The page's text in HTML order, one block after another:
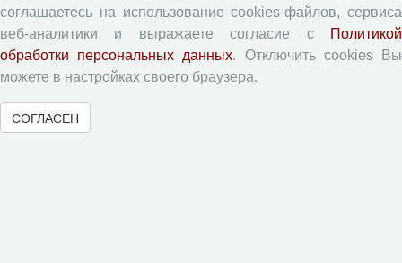
Политика открытого доступа
Политика раскрытия
Публикации
Текущий номер (Том 19, №3, 2026)
соглашаетесь на использование cookies-файлов, сервиса
веб-аналитики и выражаете согласие с
Политикой
обработки персональных данных. Отключить cookies Вы
можете в настройках своего браузера.
СОГЛАСЕН